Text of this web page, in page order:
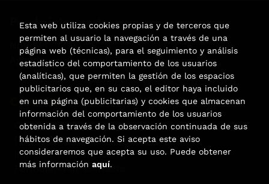
Puede interesarte
Noticias
Agenda
Contacto
Carrer Aribau, 84
(+34) 932 160 225
info@libreriafabre.com
Formulario de contacto
Esta web utiliza cookies propias y de terceros que
permiten al usuario la navegación a través de una
página web (técnicas), para el seguimiento y análisis
estadístico del comportamiento de los usuarios
(analíticas), que permiten la gestión de los espacios
publicitarios que, en su caso, el editor haya incluido
en una página (publicitarias) y cookies que almacenan
información del comportamiento de los usuarios
obtenida a través de la observación continuada de sus
hábitos de navegación. Si acepta este aviso
consideraremos que acepta su uso. Puede obtener
más información aquí.